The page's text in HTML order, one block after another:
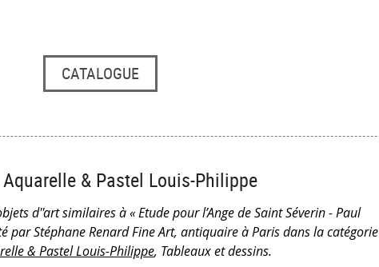
CATALOGUE
& Pastel Louis-Philippe
d''art similaires à « Etude pour l’Ange de Saint Séverin - Paul
par Stéphane Renard Fine Art, antiquaire à Paris dans la catégorie
& Pastel Louis-Philippe, Tableaux et dessins.